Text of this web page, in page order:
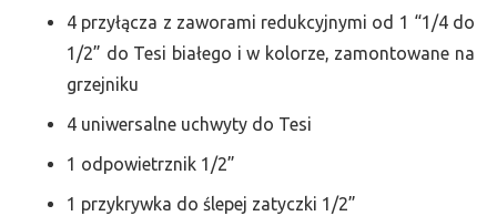
4 przyłącza z zaworami redukcyjnymi od 1 “1/4 do
1/2” do Tesi białego i w kolorze, zamontowane na
grzejniku
4 uniwersalne uchwyty do Tesi
1 odpowietrznik 1/2”
1 przykrywka do ślepej zatyczki 1/2”